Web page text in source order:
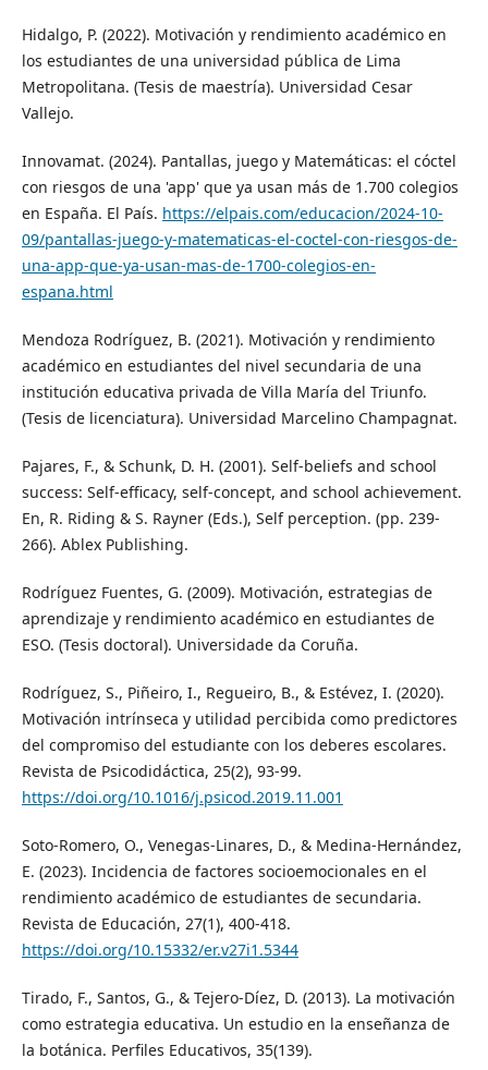
Hidalgo, P. (2022). Motivación y rendimiento académico en
los estudiantes de una universidad pública de Lima
Metropolitana. (Tesis de maestría). Universidad Cesar
Vallejo.
Innovamat. (2024). Pantallas, juego y Matemáticas: el cóctel
con riesgos de una 'app' que ya usan más de 1.700 colegios
en España. El País. https://elpais.com/educacion/2024-10-
09/pantallas-juego-y-matematicas-el-coctel-con-riesgos-de-
una-app-que-ya-usan-mas-de-1700-colegios-en-
espana.html
Mendoza Rodríguez, B. (2021). Motivación y rendimiento
académico en estudiantes del nivel secundaria de una
institución educativa privada de Villa María del Triunfo.
(Tesis de licenciatura). Universidad Marcelino Champagnat.
Pajares, F., & Schunk, D. H. (2001). Self-beliefs and school
success: Self-efficacy, self-concept, and school achievement.
En, R. Riding & S. Rayner (Eds.), Self perception. (pp. 239-
266). Ablex Publishing.
Rodríguez Fuentes, G. (2009). Motivación, estrategias de
aprendizaje y rendimiento académico en estudiantes de
ESO. (Tesis doctoral). Universidade da Coruña.
Rodríguez, S., Piñeiro, I., Regueiro, B., & Estévez, I. (2020).
Motivación intrínseca y utilidad percibida como predictores
del compromiso del estudiante con los deberes escolares.
Revista de Psicodidáctica, 25(2), 93-99.
https://doi.org/10.1016/j.psicod.2019.11.001
Soto-Romero, O., Venegas-Linares, D., & Medina-Hernández,
E. (2023). Incidencia de factores socioemocionales en el
rendimiento académico de estudiantes de secundaria.
Revista de Educación, 27(1), 400-418.
https://doi.org/10.15332/er.v27i1.5344
Tirado, F., Santos, G., & Tejero-Díez, D. (2013). La motivación
como estrategia educativa. Un estudio en la enseñanza de
la botánica. Perfiles Educativos, 35(139).